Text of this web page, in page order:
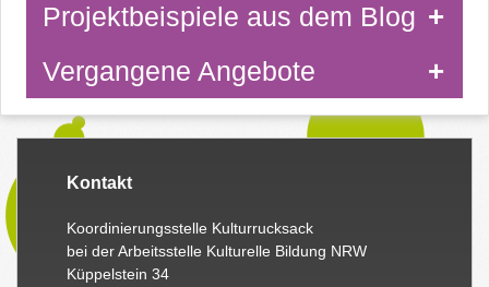
Projektbeispiele aus dem Blog
Vergangene Angebote
Kontakt
Koordinierungsstelle Kulturrucksack
bei der Arbeitsstelle Kulturelle Bildung NRW
Küppelstein 34